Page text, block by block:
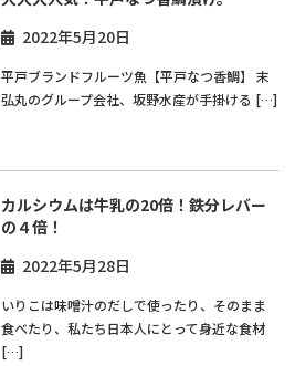
2022年5月20日
平戸ブランドフルーツ魚【平戸なつ香鯛】 末
弘丸のグループ会社、坂野水産が手掛ける […]
カルシウムは牛乳の20倍！鉄分レバー
の４倍！
2022年5月28日
いりこは味噌汁のだしで使ったり、そのまま
食べたり、私たち日本人にとって身近な食材
[…]